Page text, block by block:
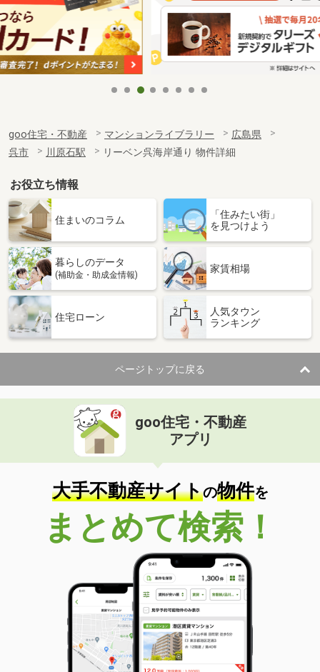
goo住宅・不動産 マンションライブラリー
広島県
呉市
川原石駅 リーベン呉海岸通り 物件詳細
お役立ち情報
住まいのコラム
「住みたい街」
を見つけよう
暮らしのデータ
(補助金・助成金情報)
家賃相場
住宅ローン
人気タウン
ランキング
ページトップに戻る
goo住宅・不動産
アプリ
大手不動産サイトの物件を
まとめて検索！